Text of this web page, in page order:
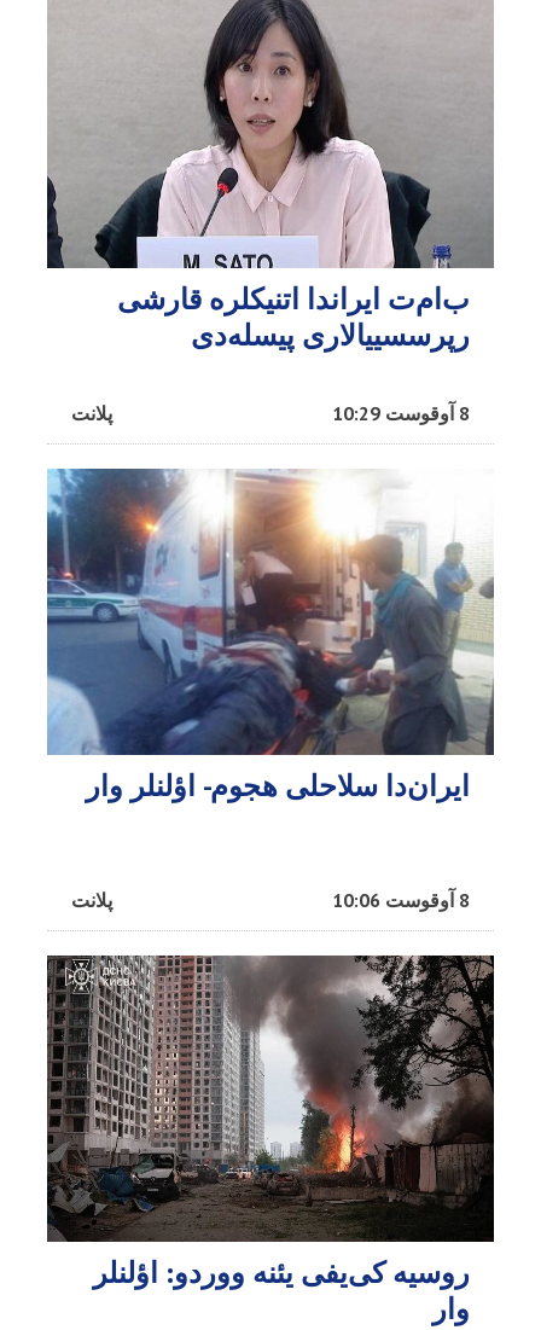
ب‌ام‌ت ایراندا اتنیکلره قارشی
رپرسسییالاری پیسله‌دی
پلانت 8 آوقوست 10:29
ایران‌دا سلاحلی هجوم- اؤلنلر وار
پلانت 8 آوقوست 10:06
روسیه کی‌یفی یئنه ووردو: اؤلنلر
وار